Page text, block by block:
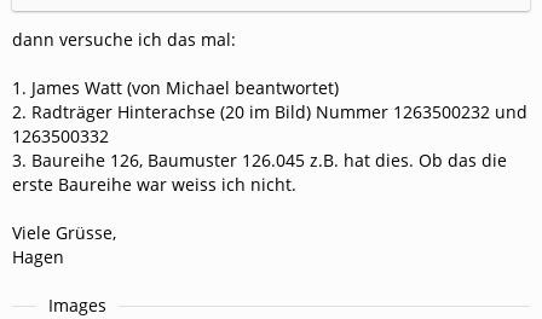
dann versuche ich das mal:
1. James Watt (von Michael beantwortet)
2. Radträger Hinterachse (20 im Bild) Nummer 1263500232 und
1263500332
3. Baureihe 126, Baumuster 126.045 z.B. hat dies. Ob das die
erste Baureihe war weiss ich nicht.
Viele Grüsse,
Hagen
Images